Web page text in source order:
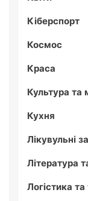
Кіберспорт
Космос
Краса
Культура та
Кухня
Лікувульні
Література
Логістика